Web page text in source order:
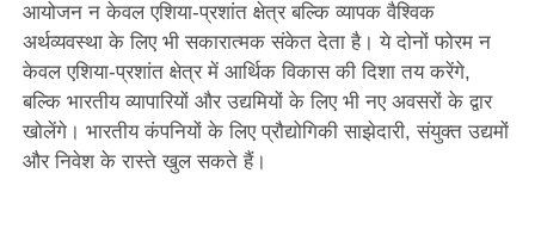
आयोजन न केवल एशिया-प्रशांत क्षेत्र बल्कि व्यापक वैश्विक
अर्थव्यवस्था के लिए भी सकारात्मक संकेत देता है। ये दोनों फोरम न
केवल एशिया-प्रशांत क्षेत्र में आर्थिक विकास की दिशा तय करेंगे,
बल्कि भारतीय व्यापारियों और उद्यमियों के लिए भी नए अवसरों के द्वार
खोलेंगे। भारतीय कंपनियों के लिए प्रौद्योगिकी साझेदारी, संयुक्त उद्यमों
और निवेश के रास्ते खुल सकते हैं।